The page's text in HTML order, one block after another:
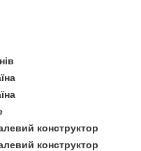
конструктор
конструктор